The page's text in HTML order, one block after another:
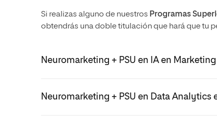
Si realizas alguno de nuestros Programas
obtendrás una doble titulación que hará que tu
Neuromarketing + PSU en IA en
Neuromarketing + PSU en Data Analytics